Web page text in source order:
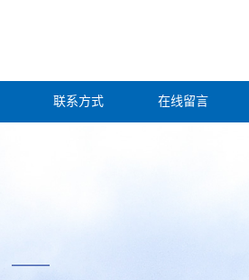
联系方式 在线留言